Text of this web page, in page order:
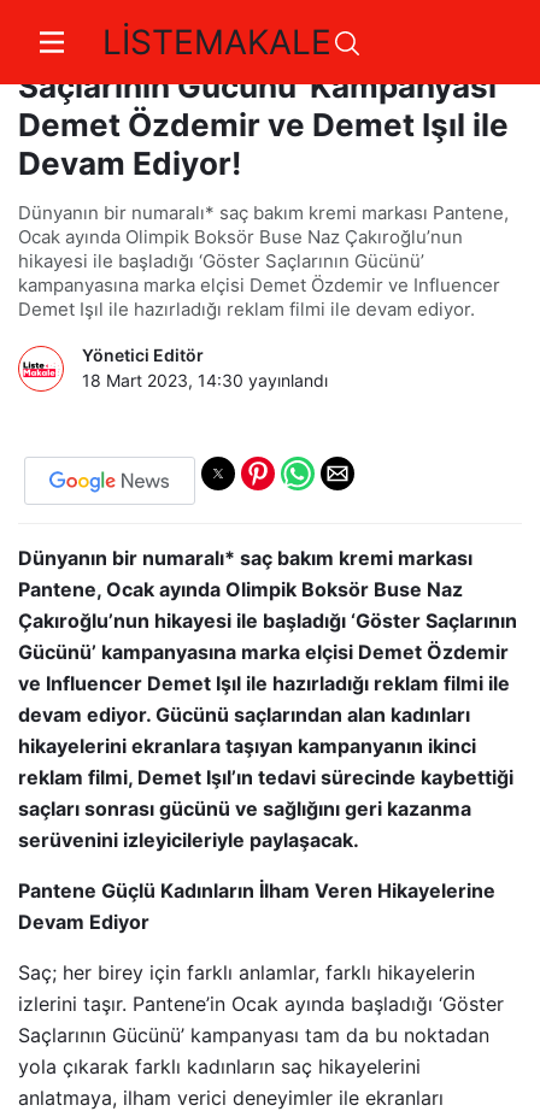
LİSTEMAKALE
Pantene'in &apos;Göster
Saçlarının Gücünü' Kampanyası
Demet Özdemir ve Demet Işıl ile
Devam Ediyor!
Dünyanın bir numaralı* saç bakım kremi markası Pantene,
Ocak ayında Olimpik Boksör Buse Naz Çakıroğlu’nun
hikayesi ile başladığı ‘Göster Saçlarının Gücünü’
kampanyasına marka elçisi Demet Özdemir ve Influencer
Demet Işıl ile hazırladığı reklam filmi ile devam ediyor.
Yönetici Editör
18 Mart 2023, 14:30 yayınlandı
Dünyanın bir numaralı* saç bakım kremi markası
Pantene, Ocak ayında Olimpik Boksör Buse Naz
Çakıroğlu’nun hikayesi ile başladığı ‘Göster Saçlarının
Gücünü’ kampanyasına marka elçisi Demet Özdemir
ve Influencer Demet Işıl ile hazırladığı reklam filmi ile
devam ediyor. Gücünü saçlarından alan kadınları
hikayelerini ekranlara taşıyan kampanyanın ikinci
reklam filmi, Demet Işıl’ın tedavi sürecinde kaybettiği
saçları sonrası gücünü ve sağlığını geri kazanma
serüvenini izleyicileriyle paylaşacak.
Pantene Güçlü Kadınların İlham Veren Hikayelerine
Devam Ediyor
Saç; her birey için farklı anlamlar, farklı hikayelerin
izlerini taşır. Pantene’in Ocak ayında başladığı ‘Göster
Saçlarının Gücünü’ kampanyası tam da bu noktadan
yola çıkarak farklı kadınların saç hikayelerini
anlatmaya, ilham verici deneyimler ile ekranları